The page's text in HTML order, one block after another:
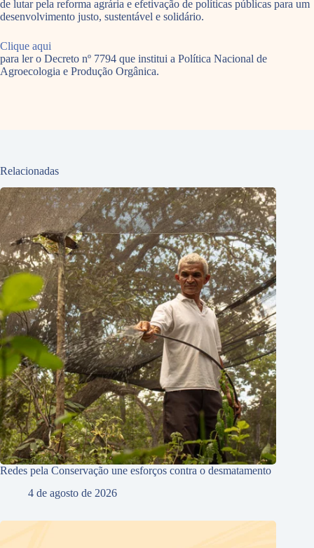
de lutar pela reforma agrária e efetivação de políticas públicas para um
desenvolvimento justo, sustentável e solidário.
Clique aqui
para ler o Decreto nº 7794 que institui a Política Nacional de
Agroecologia e Produção Orgânica.
Relacionadas
Redes pela Conservação une esforços contra o desmatamento
4 de agosto de 2026